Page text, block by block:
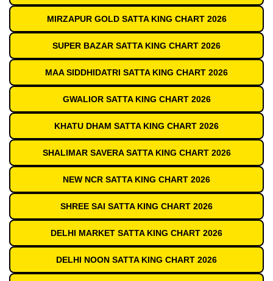
MIRZAPUR GOLD SATTA KING CHART 2026
SUPER BAZAR SATTA KING CHART 2026
MAA SIDDHIDATRI SATTA KING CHART 2026
GWALIOR SATTA KING CHART 2026
KHATU DHAM SATTA KING CHART 2026
SHALIMAR SAVERA SATTA KING CHART 2026
NEW NCR SATTA KING CHART 2026
SHREE SAI SATTA KING CHART 2026
DELHI MARKET SATTA KING CHART 2026
DELHI NOON SATTA KING CHART 2026